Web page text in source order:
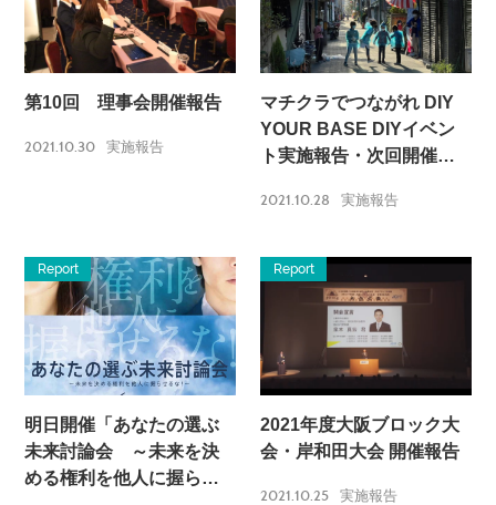
第10回 理事会開催報告
2021.10.30 実施報告
マチクラでつながれ DIY
YOUR BASE DIYイベン
ト実施報告・次回開催案
2021.10.28 実施報告
Report
明日開催「あなたの選ぶ
未来討論会 ～未来を決
める権利を他人に握らせ
Report
2021年度大阪ブロック大
会・岸和田大会 開催報告
2021.10.25 実施報告